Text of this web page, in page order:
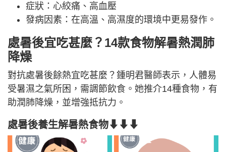
症狀：心絞痛、高血壓
發病因素：在高溫、高濕度的環境中更易發作。
處暑後宜吃甚麼？14款食物解暑熱潤肺
降燥
對抗處暑後餘熱宜吃甚麼？鍾明君醫師表示，人體易
受暑濕之氣所困，需調節飲食。她推介14種食物，有
助潤肺降燥，並增強抵抗力。
處暑後養生解暑熱食物⬇⬇⬇